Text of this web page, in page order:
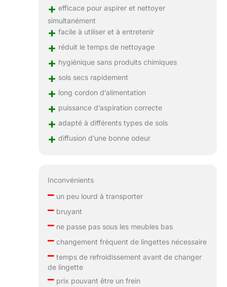
+ efficace pour aspirer et nettoyer
simultanément
+ facile à utiliser et à entretenir
+ réduit le temps de nettoyage
+ hygiénique sans produits chimiques
+ sols secs rapidement
+ long cordon d’alimentation
+ puissance d’aspiration correcte
+ adapté à différents types de sols
+ diffusion d’une bonne odeur
Inconvénients
–un peu lourd à transporter
–bruyant
–ne passe pas sous les meubles bas
–changement fréquent de lingettes nécessaire
–temps de refroidissement avant de changer
de lingette
–prix pouvant être un frein